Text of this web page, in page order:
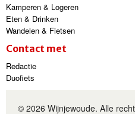
Kamperen & Logeren
Eten & Drinken
Wandelen & Fietsen
Contact met
Redactie
Duofiets
© 2026 Wijnjewoude. Alle